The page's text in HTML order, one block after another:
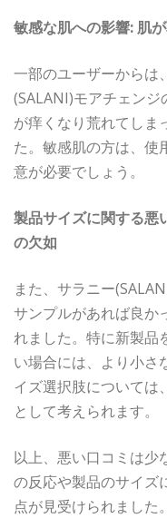
敏感な肌への影響: 肌
一部のユーザーからは
(SALANI)モアチェン
が痒くなり荒れてしま
た。敏感肌の方は、使
意が必要でしょう。
製品サイズに関する悪
の欠如
また、サラニー
サンプルがあれば良か
れました。特に新製品
い場合には、より小さ
イズ選択肢については
として考えられます。
以上、悪い口コミは少
の反応や製品のサイズ
点が見受けられました